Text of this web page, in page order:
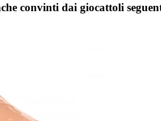
convinti dai giocattoli